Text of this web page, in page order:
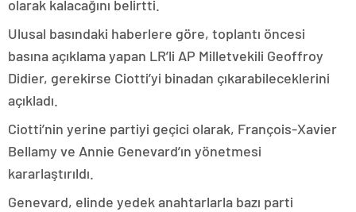
olarak kalacağını belirtti.
Ulusal basındaki haberlere göre, toplantı öncesi
basına açıklama yapan LR’li AP Milletvekili Geoffroy
Didier, gerekirse Ciotti’yi binadan çıkarabileceklerini
açıkladı.
Ciotti’nin yerine partiyi geçici olarak, François-Xavier
Bellamy ve Annie Genevard’ın yönetmesi
kararlaştırıldı.
Genevard, elinde yedek anahtarlarla bazı parti